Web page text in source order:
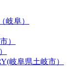
岐阜）
）
岐阜県土岐市）